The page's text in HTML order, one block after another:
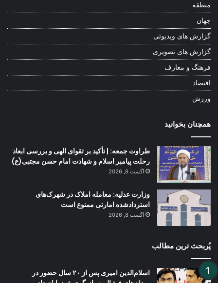
منطقه
جهان
گزارش های ویدیوئی
گزارش های تصویری
فرهنگ و معارف
اقتصاد
ورزش
همچنان بخوانید
طراوت جمعه: | تأکید بر تقوای الهی و بررسی ابعاد
رحلت پیامبر اسلام و شهادت امام حسن مجتبی(ع)
آگست 8, 2026
وزارت عدلیه: معامله املاک در شهرک‌های
استردادشده امارتی ممنوع است
آگست 8, 2026
پُربحث ترین مطالب
اسلام‌الدین امیری پس از ۲۰ سال حضور در